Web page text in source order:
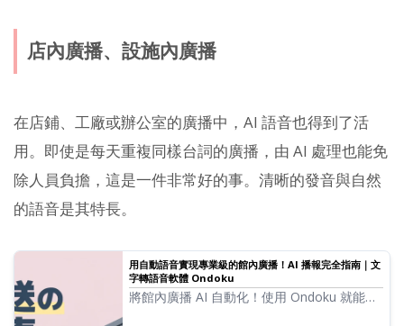
店內廣播、設施內廣播
在店鋪、工廠或辦公室的廣播中，AI 語音也得到了活
用。即使是每天重複同樣台詞的廣播，由 AI 處理也能免
除人員負擔，這是一件非常好的事。清晰的發音與自然
的語音是其特長。
用自動語音實現專業級的館內廣播！AI 播報完全指南｜文
字轉語音軟體 Ondoku
將館內廣播 AI 自動化！使用 Ondoku 就能免